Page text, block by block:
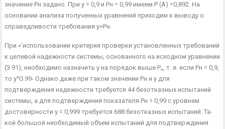
значение Рн задано. При у = 0,9 и Рн = 0,99 имеем Р (А) =0,892. На
основании анализа полученных уравнений приходим к выводу о
справедливости требования у>Рн.
При «’использовании критерия проверки установленных требова­ний
к целевой надежности системы, основанного на исходном урав­нении
(3.91), необходимо назначить у на порядок выше Р„, т. е. если Рн = 0,9,
то y^O.99- Однако даже при таком значении Рн и у для
подтверждения надежности требуется 44 безотказных испыта­ний
системы, а для подтверждения показателя Рн = 0,99 с уровнем
достоверности у = 0,999 требуется 688 безотказных испытаний. Та­
кой большой необходимый объем испытаний для подтверждения